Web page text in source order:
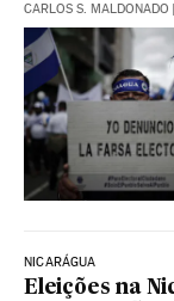
CARLOS S. MALDONADO
NICARÁGUA
Eleições na